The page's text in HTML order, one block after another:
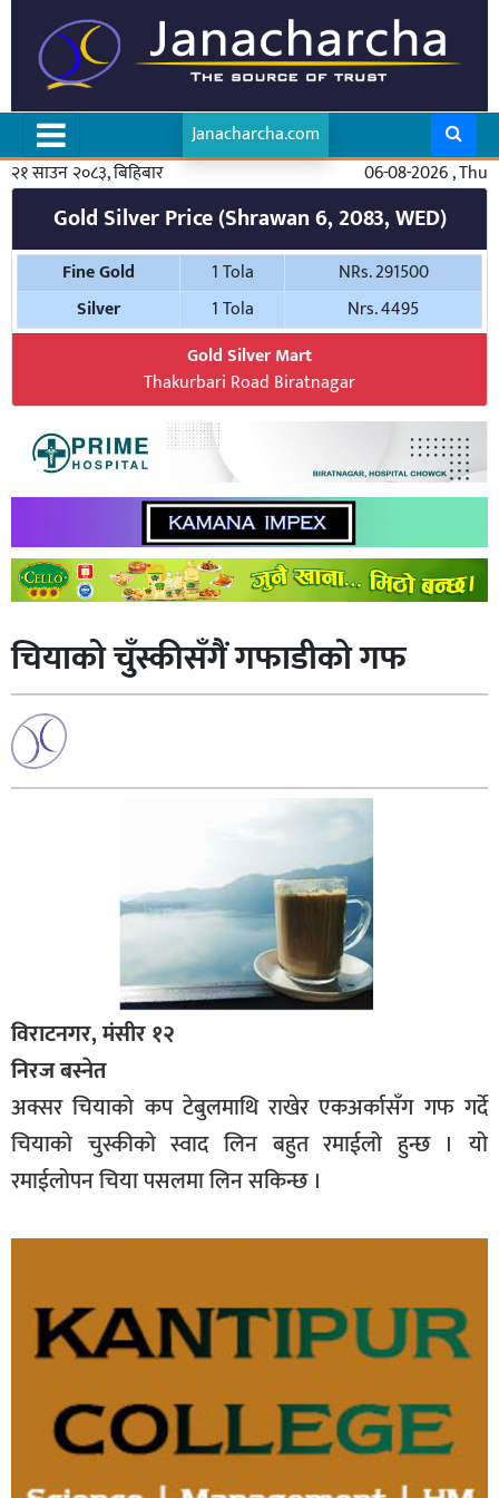
Janacharcha.com
२१ साउन २०८३, बिहिबार
06-08-2026 , Thu
Gold Silver Price (Shrawan 6, 2083, WED)
Fine Gold 1 Tola
NRs. 291500
Silver
1 Tola
Nrs. 4495
Gold Silver Mart
Thakurbari Road Biratnagar
चियाको चुँस्कीसँगैं गफाडीको गफ
विराटनगर, मंसीर १२
निरज बस्नेत
अक्सर चियाको कप टेबुलमाथि राखेर एकअर्कासँग गफ गर्दे
चियाको चुस्कीको स्वाद लिन बहुत रमाईलो हुन्छ । यो
रमाईलोपन चिया पसलमा लिन सकिन्छ ।